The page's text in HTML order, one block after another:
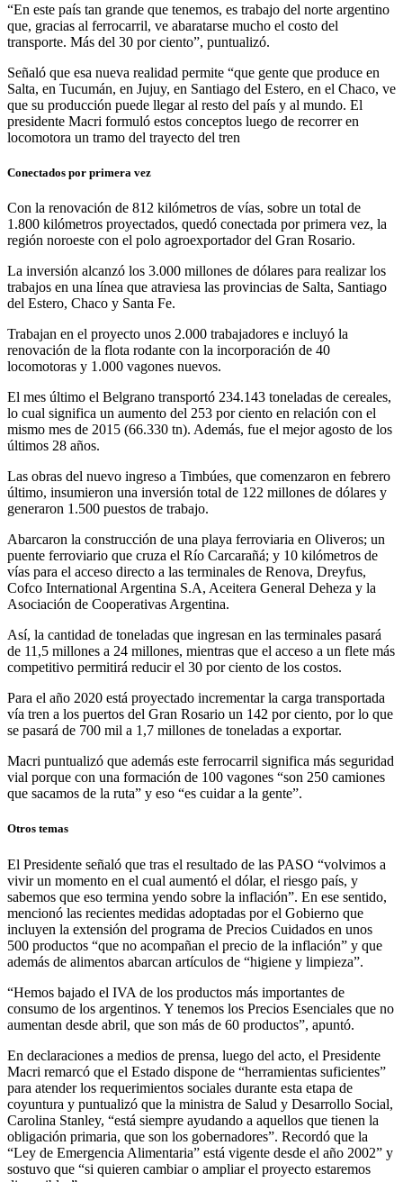
“En este país tan grande que tenemos, es trabajo del norte argentino
que, gracias al ferrocarril, ve abaratarse mucho el costo del
transporte. Más del 30 por ciento”, puntualizó.
Señaló que esa nueva realidad permite “que gente que produce en
Salta, en Tucumán, en Jujuy, en Santiago del Estero, en el Chaco, ve
que su producción puede llegar al resto del país y al mundo. El
presidente Macri formuló estos conceptos luego de recorrer en
locomotora un tramo del trayecto del tren
Conectados por primera vez
Con la renovación de 812 kilómetros de vías, sobre un total de
1.800 kilómetros proyectados, quedó conectada por primera vez, la
región noroeste con el polo agroexportador del Gran Rosario.
La inversión alcanzó los 3.000 millones de dólares para realizar los
trabajos en una línea que atraviesa las provincias de Salta, Santiago
del Estero, Chaco y Santa Fe.
Trabajan en el proyecto unos 2.000 trabajadores e incluyó la
renovación de la flota rodante con la incorporación de 40
locomotoras y 1.000 vagones nuevos.
El mes último el Belgrano transportó 234.143 toneladas de cereales,
lo cual significa un aumento del 253 por ciento en relación con el
mismo mes de 2015 (66.330 tn). Además, fue el mejor agosto de los
últimos 28 años.
Las obras del nuevo ingreso a Timbúes, que comenzaron en febrero
último, insumieron una inversión total de 122 millones de dólares y
generaron 1.500 puestos de trabajo.
Abarcaron la construcción de una playa ferroviaria en Oliveros; un
puente ferroviario que cruza el Río Carcarañá; y 10 kilómetros de
vías para el acceso directo a las terminales de Renova, Dreyfus,
Cofco International Argentina S.A, Aceitera General Deheza y la
Asociación de Cooperativas Argentina.
Así, la cantidad de toneladas que ingresan en las terminales pasará
de 11,5 millones a 24 millones, mientras que el acceso a un flete más
competitivo permitirá reducir el 30 por ciento de los costos.
Para el año 2020 está proyectado incrementar la carga transportada
vía tren a los puertos del Gran Rosario un 142 por ciento, por lo que
se pasará de 700 mil a 1,7 millones de toneladas a exportar.
Macri puntualizó que además este ferrocarril significa más seguridad
vial porque con una formación de 100 vagones “son 250 camiones
que sacamos de la ruta” y eso “es cuidar a la gente”.
Otros temas
El Presidente señaló que tras el resultado de las PASO “volvimos a
vivir un momento en el cual aumentó el dólar, el riesgo país, y
sabemos que eso termina yendo sobre la inflación”. En ese sentido,
mencionó las recientes medidas adoptadas por el Gobierno que
incluyen la extensión del programa de Precios Cuidados en unos
500 productos “que no acompañan el precio de la inflación” y que
además de alimentos abarcan artículos de “higiene y limpieza”.
“Hemos bajado el IVA de los productos más importantes de
consumo de los argentinos. Y tenemos los Precios Esenciales que no
aumentan desde abril, que son más de 60 productos”, apuntó.
En declaraciones a medios de prensa, luego del acto, el Presidente
Macri remarcó que el Estado dispone de “herramientas suficientes”
para atender los requerimientos sociales durante esta etapa de
coyuntura y puntualizó que la ministra de Salud y Desarrollo Social,
Carolina Stanley, “está siempre ayudando a aquellos que tienen la
obligación primaria, que son los gobernadores”. Recordó que la
“Ley de Emergencia Alimentaria” está vigente desde el año 2002” y
sostuvo que “si quieren cambiar o ampliar el proyecto estaremos